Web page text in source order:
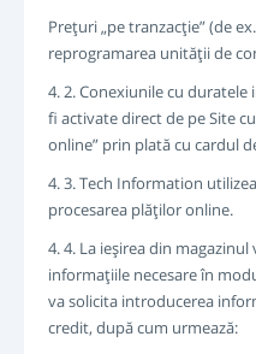
Preţuri „pe tranzacţie” (de
reprogramarea unităţii de
4. 2. Conexiunile cu
fi activate direct de pe Site
online” prin plată cu cardul
4. 3. Tech Information
procesarea plăţilor online.
4. 4. La ieşirea din
informaţiile necesare în
va solicita introducerea
credit, după cum urmează: